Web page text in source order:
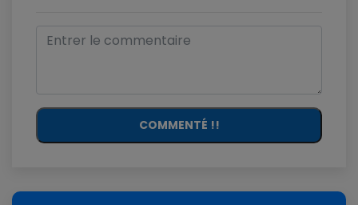
COMMENTÉ !!